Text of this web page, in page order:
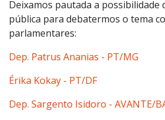
Deixamos pautada a possibilidade
pública para debatermos o tema
parlamentares:
Dep. Patrus Ananias - PT/MG
Érika Kokay - PT/DF
Dep. Sargento Isidoro - AVANTE/